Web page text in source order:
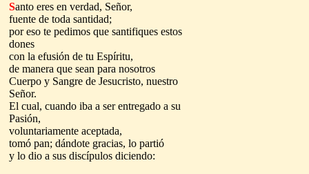
Santo eres en verdad, Señor,
fuente de toda santidad;
por eso te pedimos que santifiques estos
dones
con la efusión de tu Espíritu,
de manera que sean para nosotros
Cuerpo y Sangre de Jesucristo, nuestro
Señor.
El cual, cuando iba a ser entregado a su
Pasión,
voluntariamente aceptada,
tomó pan; dándote gracias, lo partió
y lo dio a sus discípulos diciendo: